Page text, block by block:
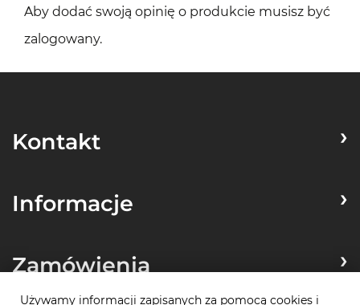
Aby dodać swoją opinię o produkcie musisz być
zalogowany.
Kontakt
Informacje
Zamówienia
Używamy informacji zapisanych za pomocą cookies i